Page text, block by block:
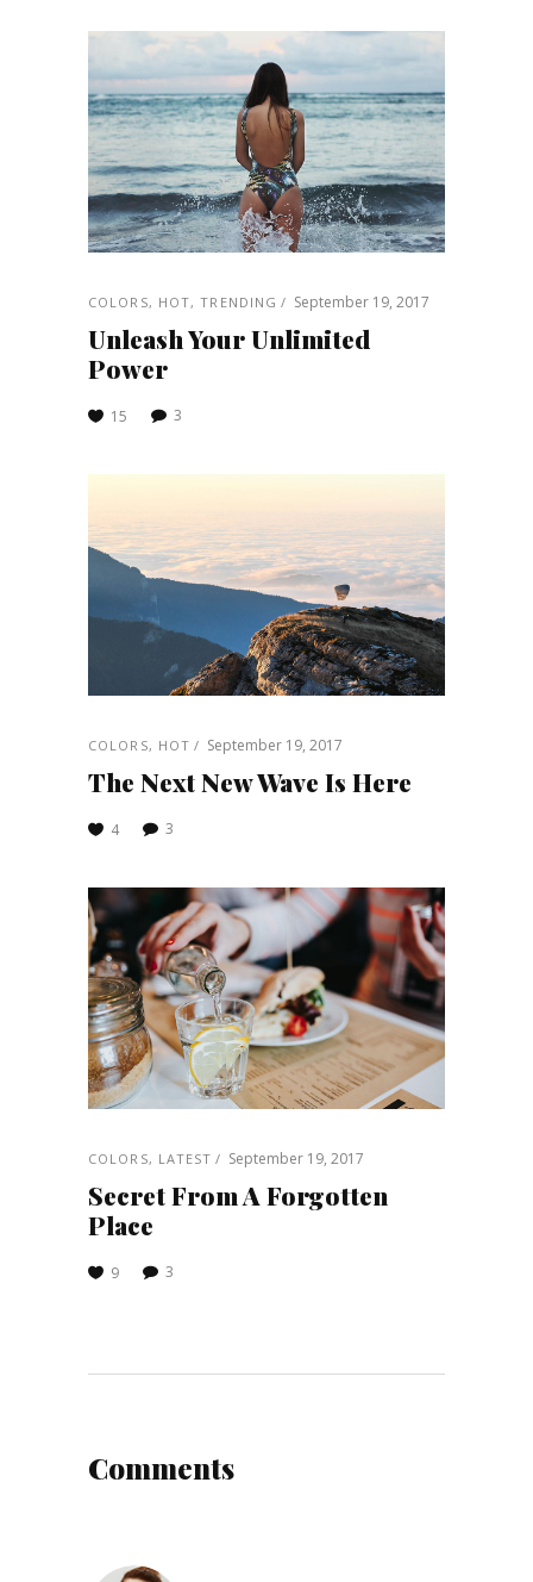
COLORS, HOT,TRENDING September 19, 2017
Unleash Your Unlimited
Power
15 3
COLORS, HOT September 19, 2017
The Next New Wave Is Here
4 3
COLORS, LATEST September 19, 2017
Secret From A Forgotten
Place
9 3
Comments